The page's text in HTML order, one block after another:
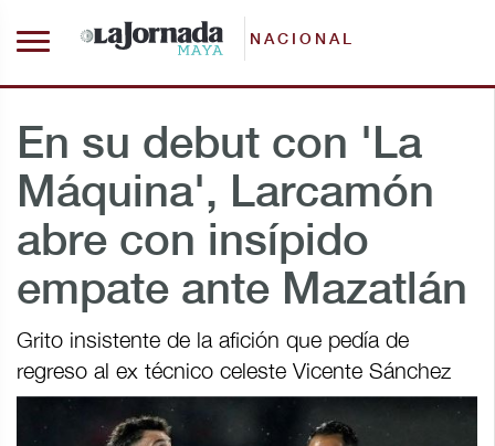
NACIONAL
En su debut con 'La
Máquina', Larcamón
abre con insípido
empate ante Mazatlán
Grito insistente de la afición que pedía de
regreso al ex técnico celeste Vicente Sánchez